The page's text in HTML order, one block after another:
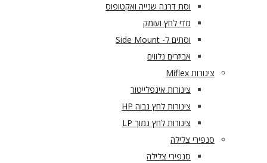
וסת דרגה שנייה ואקטופוס
מדי לחץ ועומק
וסתים ל- Side Mount
אביזרים נלווים
צינורות Miflex
צינורות אינפלייטור
צינורות לחץ גבוה HP
צינורות לחץ נמוך LP
סנפירי צלילה
סנפירי צלילה